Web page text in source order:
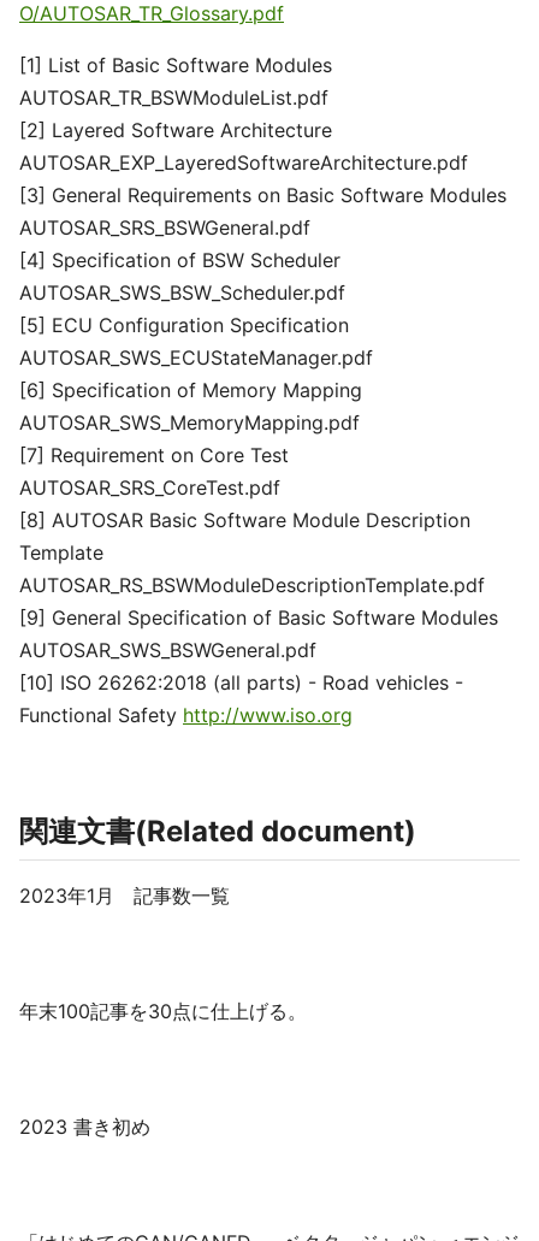
O/AUTOSAR_TR_Glossary.pdf
[1] List of Basic Software Modules
AUTOSAR_TR_BSWModuleList.pdf
[2] Layered Software Architecture
AUTOSAR_EXP_LayeredSoftwareArchitecture.pdf
[3] General Requirements on Basic Software Modules
AUTOSAR_SRS_BSWGeneral.pdf
[4] Specification of BSW Scheduler
AUTOSAR_SWS_BSW_Scheduler.pdf
[5] ECU Configuration Specification
AUTOSAR_SWS_ECUStateManager.pdf
[6] Specification of Memory Mapping
AUTOSAR_SWS_MemoryMapping.pdf
[7] Requirement on Core Test
AUTOSAR_SRS_CoreTest.pdf
[8] AUTOSAR Basic Software Module Description
Template
AUTOSAR_RS_BSWModuleDescriptionTemplate.pdf
[9] General Specification of Basic Software Modules
AUTOSAR_SWS_BSWGeneral.pdf
[10] ISO 26262:2018 (all parts) - Road vehicles -
Functional Safety http://www.iso.org
関連文書(Related document)
2023年1月 記事数一覧
年末100記事を30点に仕上げる。
2023 書き初め